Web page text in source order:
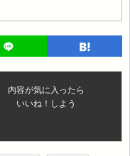
内容が気に入ったら
いいね！しよう